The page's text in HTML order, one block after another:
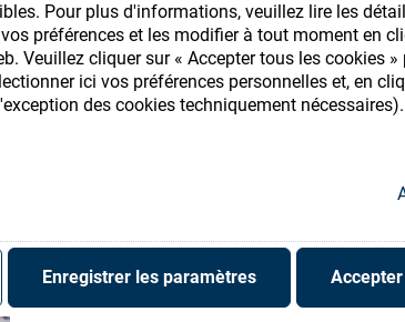
Pour plus d'informations, veuillez lire les
préférences et les modifier à tout moment en
Veuillez cliquer sur « Accepter tous les cookies
ici vos préférences personnelles et, en
des cookies techniquement nécessaires).
Enregistrer les paramètres
à vos comptes et
ophtalmiques